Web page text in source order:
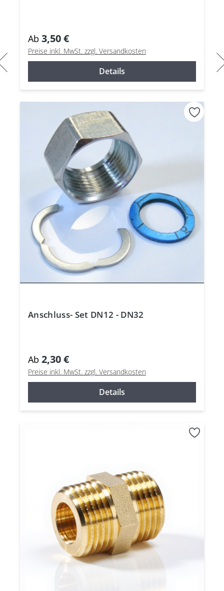
Ab 3,50 €
Preise inkl. MwSt. zzgl. Versandkosten
Details
Anschluss- Set DN12 - DN32
Ab 2,30 €
Preise inkl. MwSt. zzgl. Versandkosten
Details